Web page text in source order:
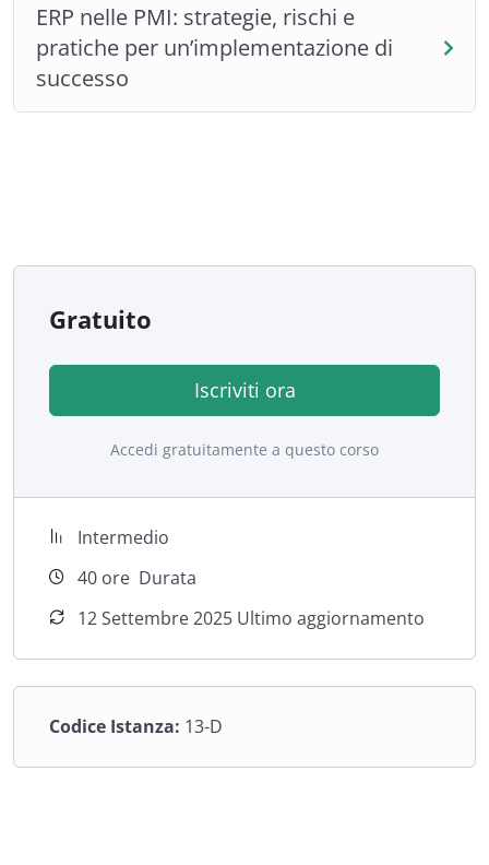
ERP nelle PMI: strategie, rischi e
pratiche per un’implementazione di
successo
Gratuito
Iscriviti ora
Accedi gratuitamente a questo corso
Intermedio
40 ore Durata
12 Settembre 2025 Ultimo aggiornamento
Codice Istanza: 13-D